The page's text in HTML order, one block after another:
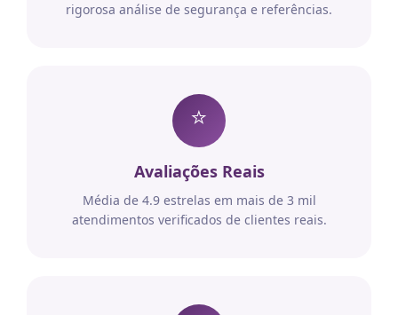
rigorosa análise de segurança e referências.
⭐
Avaliações Reais
Média de 4.9 estrelas em mais de 3 mil
atendimentos verificados de clientes reais.